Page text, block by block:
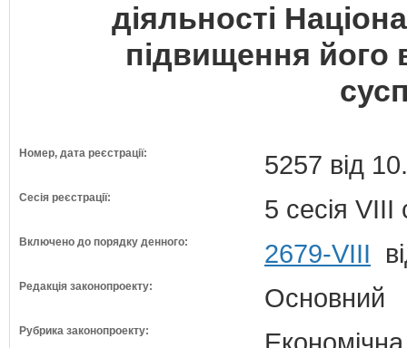
діяльності
підвищення його
Номер, дата реєстрації: 5257 від
Сесія реєстрації: 5 сесія VIII
Включено до порядку денного: 2679-VIII
Редакція законопроекту: Основний
Рубрика законопроекту: